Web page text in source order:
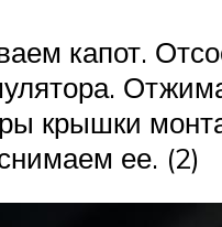
капот.
крышки
ее. (2)